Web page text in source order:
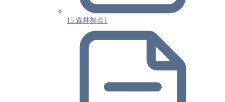
15 森林舞会1